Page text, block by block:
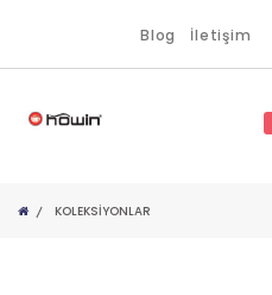
Blog İletişim
KOLEKSIYONLAR